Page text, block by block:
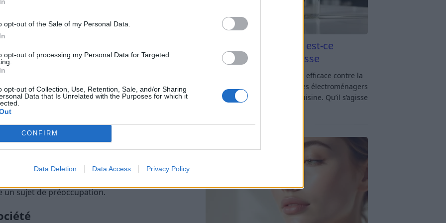
opt-out of the Sale of my Personal Data.
opt-out of processing my Personal Data for Targeted
opt-out of Collection, Use, Retention, Sale, and/or Sharing
Data that Is Unrelated with the Purposes for which it
CONFIRM
Data Deletion Data Access Privacy Policy
Électronique
La présence de nicotine et d’autres
des problèmes de santé, notamment pour les
peut créer ou maintenir une dépendance.
des cigarettes électroniques, notamment en
un sujet de préoccupation.
Vinaigre blanc et four est-ce
efficace contre la graisse
Vinaigre blanc et four : est-ce efficace contre la
graisse ? Le four fait partie des électroménagers
les plus sollicités dans une cuisine. Qu’il s’agisse